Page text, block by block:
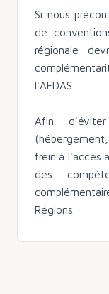
Si nous
de
régionale
l'AFDAS.
Afin
frein à l'accès
des
Régions.